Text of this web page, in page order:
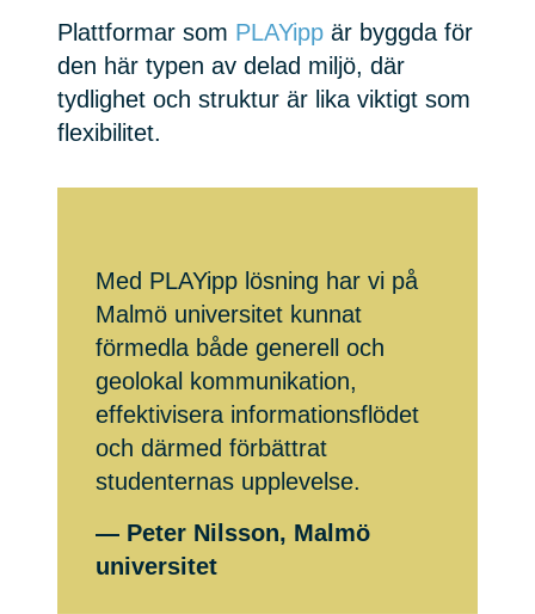
Plattformar som PLAYipp är byggda för
den här typen av delad miljö, där
tydlighet och struktur är lika viktigt som
flexibilitet.
Med PLAYipp lösning har vi på
Malmö universitet kunnat
förmedla både generell och
geolokal kommunikation,
effektivisera informationsflödet
och därmed förbättrat
studenternas upplevelse.
— Peter Nilsson, Malmö
universitet